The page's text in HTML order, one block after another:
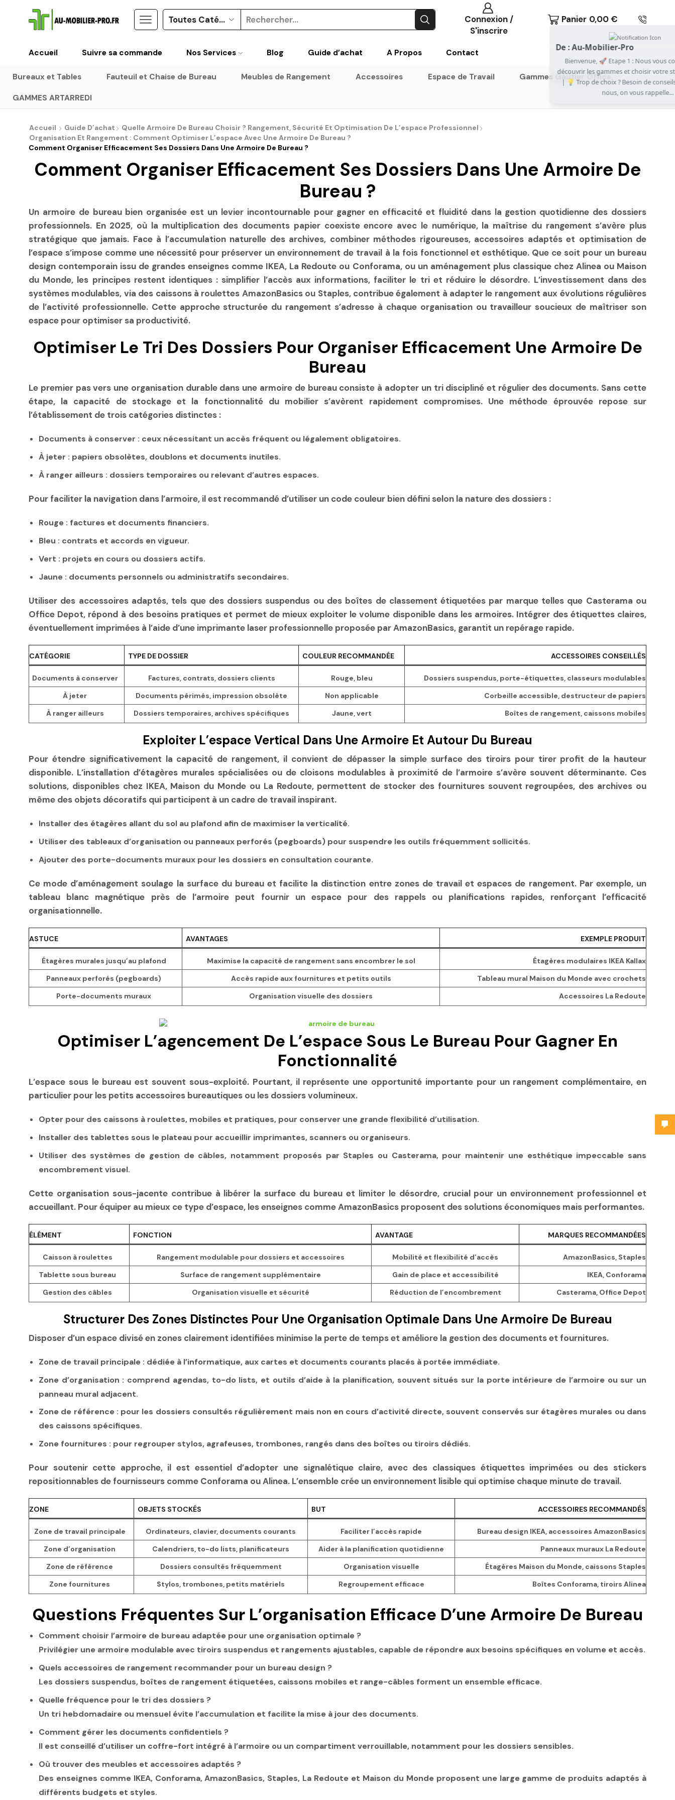
Connexion /
S'inscrire
Panier 0,00 €
Accueil Suivre sa commande Nos Services Blog Guide d’achat A Propos Contact
Bureaux et Tables Fauteuil et Chaise de Bureau Meubles de Rangement Accessoires Espace de Travail Gammes Gautier Office
GAMMES ARTARREDI
Accueil Guide D’achat
Quelle Armoire De Bureau Choisir ? Rangement, Sécurité Et Optimisation De L’espace Professionnel
Organisation Et Rangement : Comment Optimiser L’espace Avec Une Armoire De Bureau ?
Comment Organiser Efficacement Ses Dossiers Dans Une Armoire De Bureau ?
Comment Organiser Efficacement Ses Dossiers Dans Une Armoire De
Bureau ?
Un armoire de bureau bien organisée est un levier incontournable pour gagner en efficacité et fluidité dans la gestion quotidienne des dossiers
professionnels. En 2025, où la multiplication des documents papier coexiste encore avec le numérique, la maîtrise du rangement s’avère plus
stratégique que jamais. Face à l’accumulation naturelle des archives, combiner méthodes rigoureuses, accessoires adaptés et optimisation de
l’espace s’impose comme une nécessité pour préserver un environnement de travail à la fois fonctionnel et esthétique. Que ce soit pour un bureau
design contemporain issu de grandes enseignes comme IKEA, La Redoute ou Conforama, ou un aménagement plus classique chez Alinea ou Maison
du Monde, les principes restent identiques : simplifier l’accès aux informations, faciliter le tri et réduire le désordre. L’investissement dans des
systèmes modulables, via des caissons à roulettes AmazonBasics ou Staples, contribue également à adapter le rangement aux évolutions régulières
de l’activité professionnelle. Cette approche structurée du rangement s’adresse à chaque organisation ou travailleur soucieux de maîtriser son
espace pour optimiser sa productivité.
Optimiser Le Tri Des Dossiers Pour Organiser Efficacement Une Armoire De
Bureau
Le premier pas vers une organisation durable dans une armoire de bureau consiste à adopter un tri discipliné et régulier des documents. Sans cette
étape, la capacité de stockage et la fonctionnalité du mobilier s’avèrent rapidement compromises. Une méthode éprouvée repose sur
l’établissement de trois catégories distinctes :
Documents à conserver : ceux nécessitant un accès fréquent ou légalement obligatoires.
À jeter : papiers obsolètes, doublons et documents inutiles.
À ranger ailleurs : dossiers temporaires ou relevant d’autres espaces.
Pour faciliter la navigation dans l’armoire, il est recommandé d’utiliser un code couleur bien défini selon la nature des dossiers :
Rouge : factures et documents financiers.
Bleu : contrats et accords en vigueur.
Vert : projets en cours ou dossiers actifs.
Jaune : documents personnels ou administratifs secondaires.
Utiliser des accessoires adaptés, tels que des dossiers suspendus ou des boîtes de classement étiquetées par marque telles que Casterama ou
Office Depot, répond à des besoins pratiques et permet de mieux exploiter le volume disponible dans les armoires. Intégrer des étiquettes claires,
éventuellement imprimées à l’aide d’une imprimante laser professionnelle proposée par AmazonBasics, garantit un repérage rapide.
CATÉGORIE TYPE DE DOSSIER COULEUR RECOMMANDÉE ACCESSOIRES CONSEILLÉS
Documents à conserver Factures, contrats, dossiers clients Rouge, bleu
Dossiers suspendus, porte-étiquettes, classeurs modulables
À jeter
Documents périmés, impression obsolète Non applicable
Corbeille accessible, destructeur de papiers
À ranger ailleurs
Dossiers temporaires, archives spécifiques Jaune, vert Boîtes de rangement, caissons mobiles
Exploiter L’espace Vertical Dans Une Armoire Et Autour Du Bureau
Pour étendre significativement la capacité de rangement, il convient de dépasser la simple surface des tiroirs pour tirer profit de la hauteur
disponible. L’installation d’étagères murales spécialisées ou de cloisons modulables à proximité de l’armoire s’avère souvent déterminante. Ces
solutions, disponibles chez IKEA, Maison du Monde ou La Redoute, permettent de stocker des fournitures souvent regroupées, des archives ou
même des objets décoratifs qui participent à un cadre de travail inspirant.
Installer des étagères allant du sol au plafond afin de maximiser la verticalité.
Utiliser des tableaux d’organisation ou panneaux perforés (pegboards) pour suspendre les outils fréquemment sollicités.
Ajouter des porte-documents muraux pour les dossiers en consultation courante.
Ce mode d’aménagement soulage la surface du bureau et facilite la distinction entre zones de travail et espaces de rangement. Par exemple, un
tableau blanc magnétique près de l’armoire peut fournir un espace pour des rappels ou planifications rapides, renforçant l’efficacité
organisationnelle.
ASTUCE AVANTAGES EXEMPLE PRODUIT
Étagères murales jusqu’au plafond Maximise la capacité de rangement sans encombrer le sol
Étagères modulaires IKEA Kallax
Panneaux perforés (pegboards)
Accès rapide aux fournitures et petits outils
Tableau mural Maison du Monde avec crochets
Porte-documents muraux
Organisation visuelle des dossiers Accessoires La Redoute
Optimiser L’agencement De L’espace Sous Le Bureau Pour Gagner En
Fonctionnalité
L’espace sous le bureau est souvent sous-exploité. Pourtant, il représente une opportunité importante pour un rangement complémentaire, en
particulier pour les petits accessoires bureautiques ou les dossiers volumineux.
Opter pour des caissons à roulettes, mobiles et pratiques, pour conserver une grande flexibilité d’utilisation.
Installer des tablettes sous le plateau pour accueillir imprimantes, scanners ou organiseurs.
Utiliser des systèmes de gestion de câbles, notamment proposés par Staples ou Casterama, pour maintenir une esthétique impeccable sans
encombrement visuel.
Cette organisation sous-jacente contribue à libérer la surface du bureau et limiter le désordre, crucial pour un environnement professionnel et
accueillant. Pour équiper au mieux ce type d’espace, les enseignes comme AmazonBasics proposent des solutions économiques mais performantes.
ÉLÉMENT FONCTION AVANTAGE MARQUES RECOMMANDÉES
Caisson à roulettes Rangement modulable pour dossiers et accessoires Mobilité et flexibilité d’accès
AmazonBasics, Staples
Tablette sous bureau
Surface de rangement supplémentaire Gain de place et accessibilité
IKEA, Conforama
Gestion des câbles
Organisation visuelle et sécurité Réduction de l’encombrement Casterama, Office Depot
Structurer Des Zones Distinctes Pour Une Organisation Optimale Dans Une Armoire De Bureau
Disposer d’un espace divisé en zones clairement identifiées minimise la perte de temps et améliore la gestion des documents et fournitures.
Zone de travail principale : dédiée à l’informatique, aux cartes et documents courants placés à portée immédiate.
Zone d’organisation : comprend agendas, to-do lists, et outils d’aide à la planification, souvent situés sur la porte intérieure de l’armoire ou sur un
panneau mural adjacent.
Zone de référence: pour les dossiers consultés régulièrement mais non en cours d’activité directe, souvent conservés sur étagères murales ou dans
des caissons spécifiques.
Zone fournitures : pour regrouper stylos, agrafeuses, trombones, rangés dans des boîtes ou tiroirs dédiés.
Pour soutenir cette approche, il est essentiel d’adopter une signalétique claire, avec des classiques étiquettes imprimées ou des stickers
repositionnables de fournisseurs comme Conforama ou Alinea. L’ensemble crée un environnement lisible qui optimise chaque minute de travail.
ZONE OBJETS STOCKÉS BUT ACCESSOIRES RECOMMANDÉS
Zone de travail principale Ordinateurs, clavier, documents courants Faciliter l’accès rapide
Bureau design IKEA, accessoires AmazonBasics
Zone d’organisation
Calendriers, to-do lists, planificateurs Aider à la planification quotidienne
Panneaux muraux La Redoute
Zone de référence
Dossiers consultés fréquemment Organisation visuelle
Étagères Maison du Monde, caissons Staples
Zone fournitures
Stylos, trombones, petits matériels Regroupement efficace Boîtes Conforama, tiroirs Alinea
Questions Fréquentes Sur L’organisation Efficace D’une Armoire De Bureau
Comment choisir l’armoire de bureau adaptée pour une organisation optimale ?
Privilégier une armoire modulable avec tiroirs suspendus et rangements ajustables, capable de répondre aux besoins spécifiques en volume et accès.
Quels accessoires de rangement recommander pour un bureau design ?
Les dossiers suspendus, boîtes de rangement étiquetées, caissons mobiles et range-câbles forment un ensemble efficace.
Quelle fréquence pour le tri des dossiers ?
Un tri hebdomadaire ou mensuel évite l’accumulation et facilite la mise à jour des documents.
Comment gérer les documents confidentiels ?
Il est conseillé d’utiliser un coffre-fort intégré à l’armoire ou un compartiment verrouillable, notamment pour les dossiers sensibles.
Où trouver des meubles et accessoires adaptés ?
Des enseignes comme IKEA, Conforama, AmazonBasics, Staples, La Redoute et Maison du Monde proposent une large gamme de produits adaptés à
différents budgets et styles.
De : Au-Mobilier-Pro
Bienvenue, 🚀 Etape 1 : Nous vous conseillons de
découvrir les gammes et choisir votre style - Cliquez-ici
| 💡 Trop de choix ? Besoin de conseils ? Contactez-
nous, on vous rappelle...